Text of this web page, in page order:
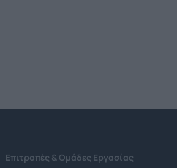
Επιτροπές & Ομάδες Εργασίας